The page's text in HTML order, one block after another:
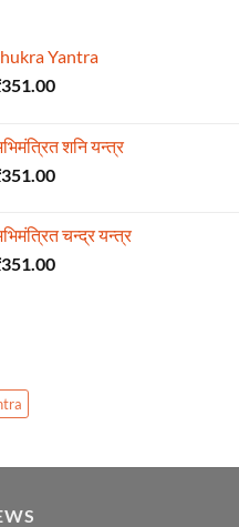
Yantra
351.00
शनि यन्त्र
351.00
चन्द्र यन्त्र
351.00